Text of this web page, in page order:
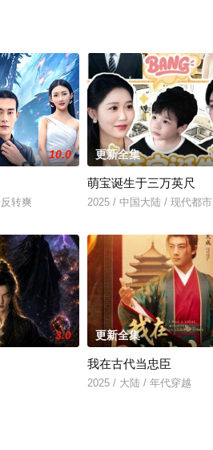
10.0
转爽
更新全集
萌宝诞生于三万英尺
2025 / 中国大陆 / 现代都市
3.0 更新全集
我在古代当忠臣
2025 / 大陆 / 年代穿越